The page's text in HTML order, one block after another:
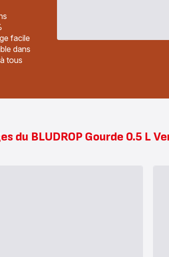
facile
dans
tous
du BLUDROP Gourde 0.5 L